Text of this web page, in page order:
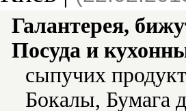
Галантерея,
Посуда и
сыпучих
Бокалы, Бумага